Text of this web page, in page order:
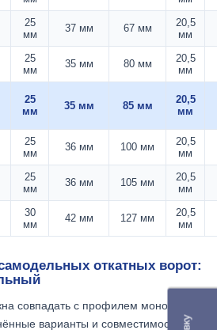
25
мм
37 мм 67 мм
20,5
мм
25
мм
35 мм 80 мм
20,5
мм
25
мм
35 мм 85 мм
20,5
мм
25
мм
36 мм 100 мм
20,5
мм
25
мм
36 мм 105 мм
20,5
мм
30
мм
42 мм 127 мм
20,5
мм
откатных ворот:
совпадать с профилем монорельса.
варианты и совместимость с